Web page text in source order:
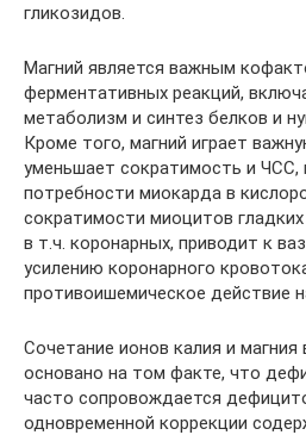
гликозидов.
Магний является важным
ферментативных реакций,
метаболизм и синтез белков и
Кроме того, магний играет
уменьшает сократимость и ЧСС,
потребности миокарда в
сократимости миоцитов
в т.ч. коронарных, приводит к
усилению коронарного
противоишемическое действие
Сочетание ионов калия и магния
основано на том факте, что
часто сопровождается
одновременной коррекции